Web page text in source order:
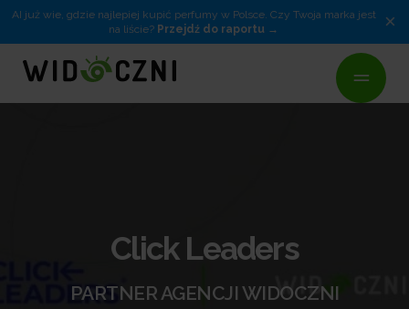
AI już wie, gdzie najlepiej kupić perfumy w Polsce. Czy Twoja marka jest
na liście? Przejdź do raportu ×
Click Leaders
PARTNER AGENCJI WIDOCZNI